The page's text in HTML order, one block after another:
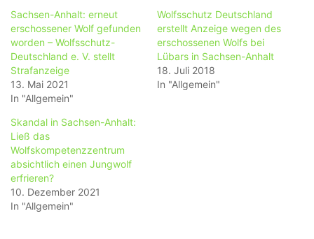
Sachsen-Anhalt: erneut
erschossener Wolf gefunden
worden – Wolfsschutz-
Deutschland e. V. stellt
Strafanzeige
13. Mai 2021
In "Allgemein"
Wolfsschutz Deutschland
erstellt Anzeige wegen des
erschossenen Wolfs bei
Lübars in Sachsen-Anhalt
18. Juli 2018
In "Allgemein"
Skandal in Sachsen-Anhalt:
Ließ das
Wolfskompetenzzentrum
absichtlich einen Jungwolf
erfrieren?
10. Dezember 2021
In "Allgemein"